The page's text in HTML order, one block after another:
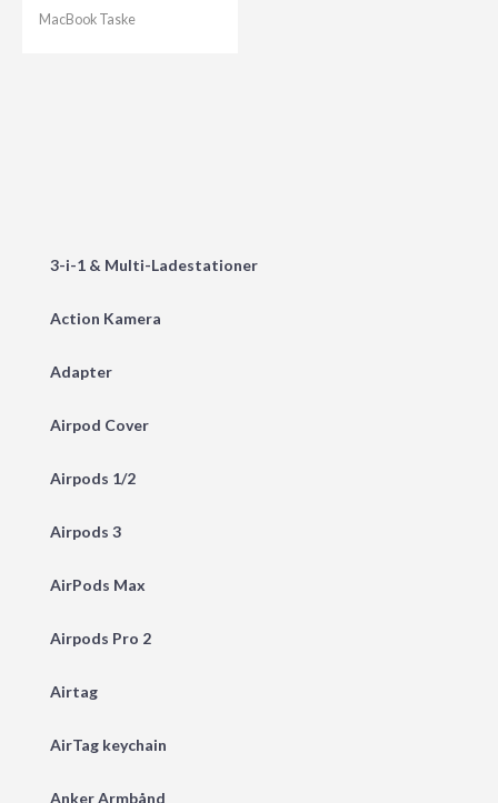
3-i-1 & Multi-Ladestationer
Action Kamera
Adapter
Airpod Cover
Airpods 1/2
Airpods 3
AirPods Max
Airpods Pro 2
Airtag
AirTag keychain
Anker Armbånd
MacBook Taske